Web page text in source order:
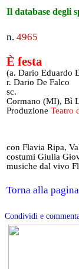
Il database degli
n. 4965
È festa
(a. Dario Eduardo
r. Dario De Falco
sc.
Cormano (MI), Bì
Produzione Teatro
con Flavia Ripa,
costumi Giulia
musiche dal vivo
Torna alla
Condividi e